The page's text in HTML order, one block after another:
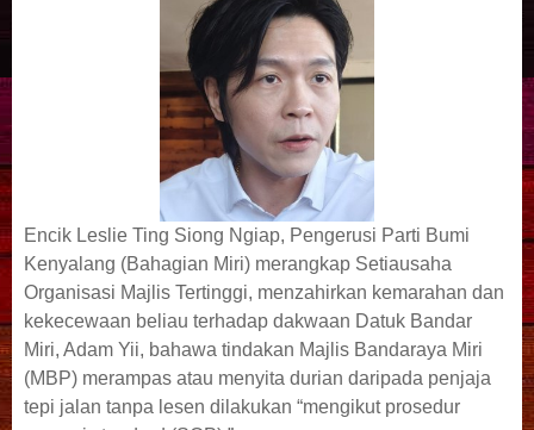
Encik Leslie Ting Siong Ngiap, Pengerusi Parti Bumi
Kenyalang (Bahagian Miri) merangkap Setiausaha
Organisasi Majlis Tertinggi, menzahirkan kemarahan dan
kekecewaan beliau terhadap dakwaan Datuk Bandar
Miri, Adam Yii, bahawa tindakan Majlis Bandaraya Miri
(MBP) merampas atau menyita durian daripada penjaja
tepi jalan tanpa lesen dilakukan “mengikut prosedur